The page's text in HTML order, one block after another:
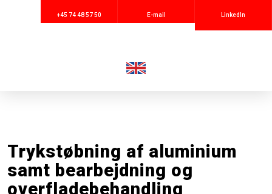
+45 74 48 57 50 E-mail LinkedIn
Trykstøbning af aluminium
samt bearbejdning og
overfladebehandling